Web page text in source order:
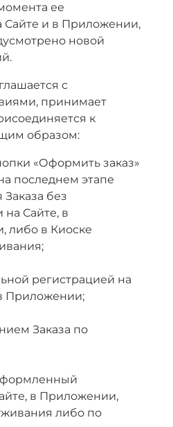
ее
Сайте и в Приложении,
новой
с
принимает
к
образом:
«Оформить заказ»
последнем этапе
без
на Сайте, в
либо в Киоске
регистрацией на
Приложении;
Заказа по
в Приложении,
либо по